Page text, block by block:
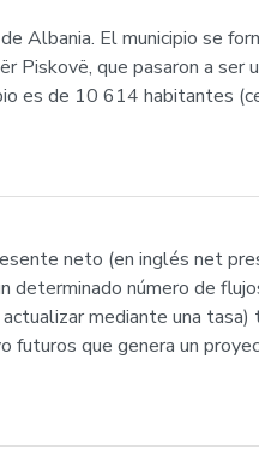
Albania. El municipio se
Piskovë, que pasaron a
es de 10 614 habitantes
neto (en inglés net
número de
mediante una
que genera un